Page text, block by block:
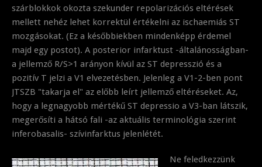
szárblokkok okozta szekunder repolarizációs eltérések
mellett nehéz lehet korrektül értékelni az ischaemiás ST
mozgásokat. (Ez a későbbiekben mindenképp érdemel
majd egy postot). A posterior infarktust -általánosságban-
a jellemző R/S>1 arányon kívül az ST depresszió és a
pozitív T jelzi a V1 elvezetésben. Jelenleg a V1-2-ben pont
JTSZB "takarja el" az előbb leírt jellemző eltéréseket. Az,
hogy a legnagyobb mértékű ST depressio a V3-ban látszik,
megerősíti a hátsó fali -az aktuális terminológia szerint
inferobasalis- szívinfarktus jelenlétét.
Ne feledkezzünk